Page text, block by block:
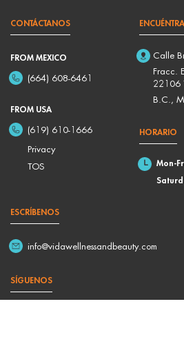
CONTÁCTANOS
FROM MEXICO
(664) 608-6461
FROM USA
(619) 610-1666
Privacy
TOS
Calle
Fracc.
22106
B.C.,
HORARIO
Mon-
ESCRÍBENOS
info@vidawellnessandbeauty.com
SÍGUENOS